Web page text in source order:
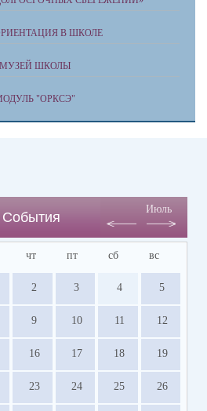
В ШКОЛЕ
МУЗЕЙ ШКОЛЫ
"ОРКСЭ"
События
Июль
чт пт сб вс
2 3 4 5
9 10 11 12
16 17 18 19
23 24 25 26